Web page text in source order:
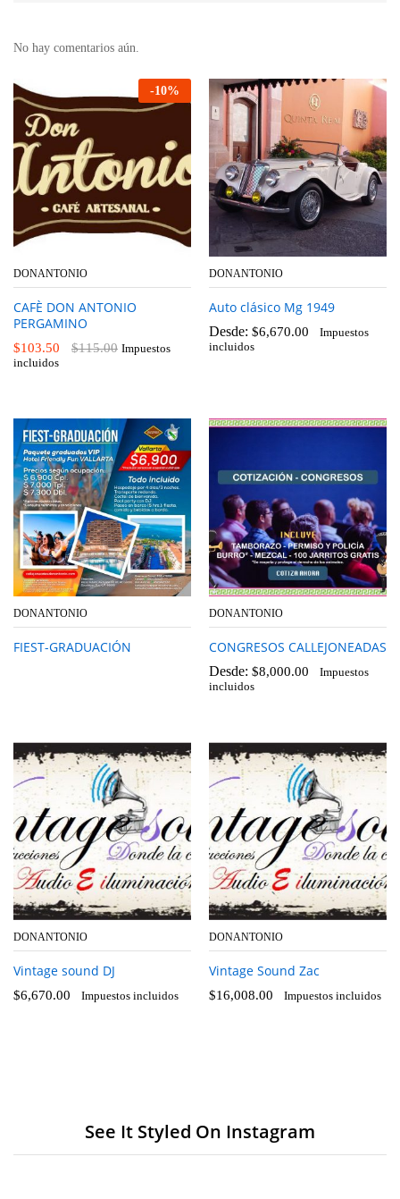
No hay comentarios aún.
-10%
DONANTONIO
CAFÈ DON ANTONIO
PERGAMINO
$103.50 $115.00 Impuestos
incluidos
DONANTONIO
Auto clásico Mg 1949
Desde: $6,670.00
Impuestos
incluidos
DONANTONIO
FIEST-GRADUACIÓN
DONANTONIO
CONGRESOS CALLEJONEADAS
Desde: $8,000.00
Impuestos
incluidos
DONANTONIO
Vintage sound DJ
$6,670.00 Impuestos incluidos
DONANTONIO
Vintage Sound Zac
$16,008.00 Impuestos incluidos
See It Styled On Instagram